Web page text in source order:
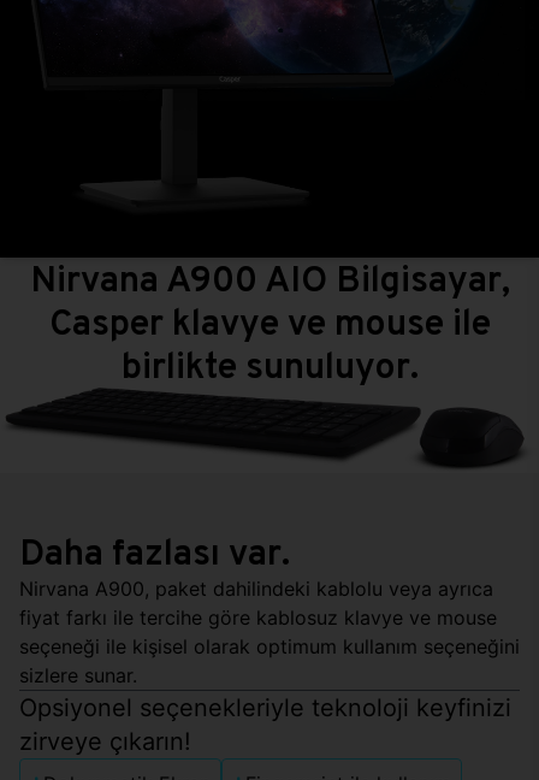
Nirvana A900 AIO Bilgisayar,
Casper klavye ve mouse ile
birlikte sunuluyor.
Daha fazlası var.
Nirvana A900, paket dahilindeki kablolu veya ayrıca
fiyat farkı ile tercihe göre kablosuz klavye ve mouse
seçeneği ile kişisel olarak optimum kullanım seçeneğini
sizlere sunar.
Opsiyonel seçenekleriyle teknoloji keyfinizi
zirveye çıkarın!